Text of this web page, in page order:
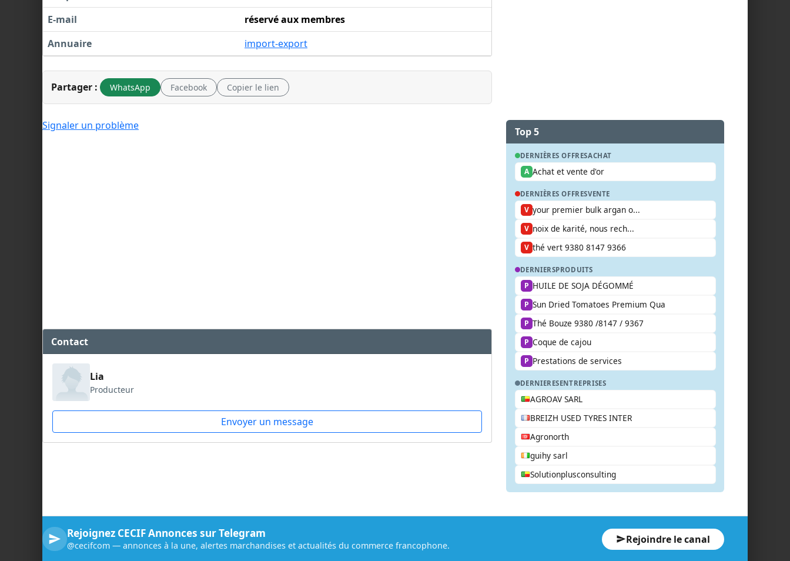
E-mail
réservé aux membres
Annuaire
import-export
Partager : WhatsApp Facebook Copier le lien
Signaler un problème
Contact
Lia
Producteur
Envoyer un message
Top 5
DERNIÈRES OFFRESACHAT
A Achat et vente d'or
DERNIÈRES OFFRESVENTE
V your premier bulk argan o...
V noix de karité, nous rech...
V thé vert 9380 8147 9366
DERNIERSPRODUITS
P HUILE DE SOJA DÉGOMMÉ
P Sun Dried Tomatoes Premium Qua
P Thé Bouze 9380 /8147 / 9367
P Coque de cajou
P Prestations de services
DERNIERESENTREPRISES
AGROAV SARL
BREIZH USED TYRES INTER
Agronorth
guihy sarl
Solutionplusconsulting
Rejoignez CECIF Annonces sur Telegram
@cecifcom — annonces à la une, alertes marchandises et actualités du commerce francophone. Rejoindre le canal